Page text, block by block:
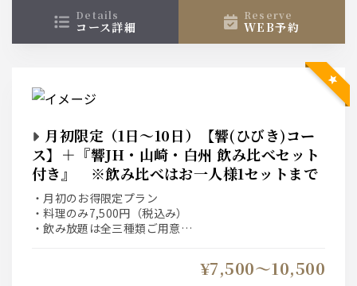
details
コース詳細
reserve
WEB予約
月初限定（1日～10日）【響(ひびき)コー
ス】＋『響JH・山崎・白州 飲み比べセット
付き』 ※飲み比べはお一人様1セットまで
・月初のお得限定プラン
・料理のみ7,500円（税込み）
・飲み放題は全三種類ご用意
¥7,500〜10,500